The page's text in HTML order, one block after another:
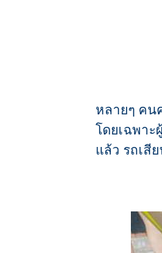
หลายๆ คน
โดยเฉพา
แล้ว รถเสี